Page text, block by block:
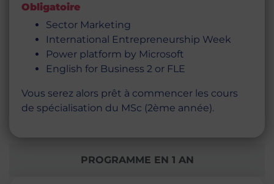
PROGRAMME EN 1 AN
Obligatoire
Sector Marketing
International Entrepreneurship Week
Power platform by Microsoft
English for Business 2 or FLE
Vous serez alors prêt à commencer les cours
de spécialisation du MSc (2ème année).